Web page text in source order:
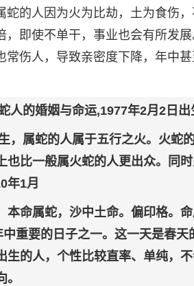
蛇的人因为火为比劫，土为食伤
，即使不单干，事业也会有所发
常伤人，导致亲密度下降，年中
人的婚姻与命运,1977年2月2日
，属蛇的人属于五行之火。火蛇
也比一般属火蛇的人更出众。同
年1月
本命属蛇，沙中土命。偏印格。
重要的日子之一。这一天是春
生的人，个性比较直率、单纯，